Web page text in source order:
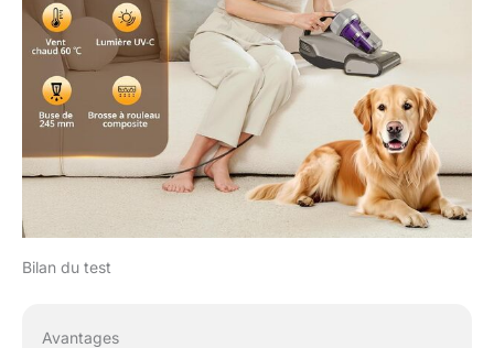
Bilan du test
Avantages